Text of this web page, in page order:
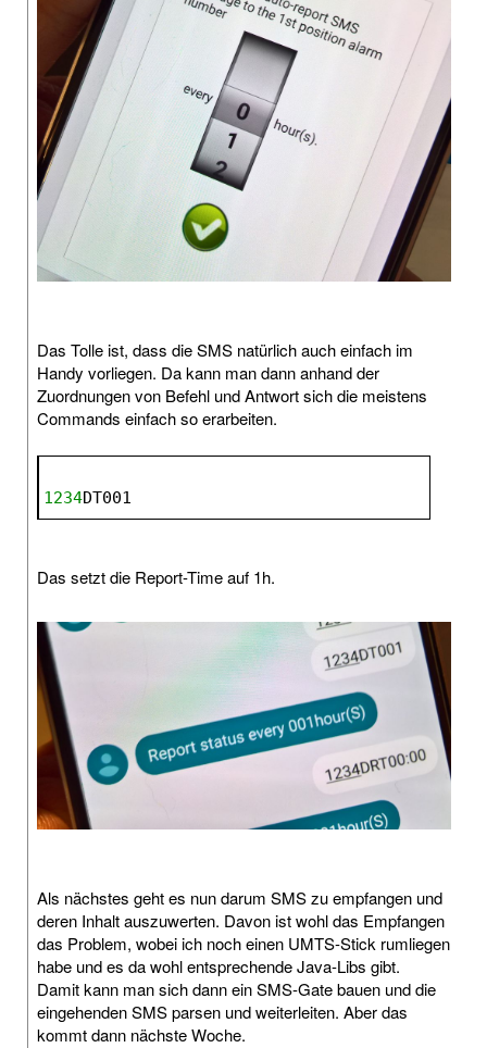
Das Tolle ist, dass die SMS natürlich auch einfach im
Handy vorliegen. Da kann man dann anhand der
Zuordnungen von Befehl und Antwort sich die meistens
Commands einfach so erarbeiten.
1234DT001
Das setzt die Report-Time auf 1h.
Als nächstes geht es nun darum SMS zu empfangen und
deren Inhalt auszuwerten. Davon ist wohl das Empfangen
das Problem, wobei ich noch einen UMTS-Stick rumliegen
habe und es da wohl entsprechende Java-Libs gibt.
Damit kann man sich dann ein SMS-Gate bauen und die
eingehenden SMS parsen und weiterleiten. Aber das
kommt dann nächste Woche.